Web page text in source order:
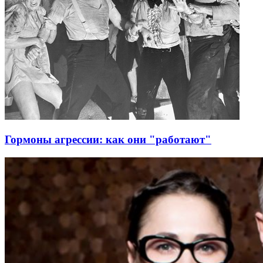
Гормоны агрессии: как они "работают"